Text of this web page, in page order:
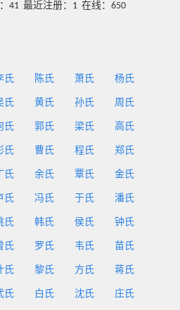
41 最近注册：1 在线：650
氏 陈氏 萧氏 杨氏
氏 黄氏 孙氏 周氏
氏 郭氏 梁氏 高氏
氏 曹氏 程氏 郑氏
氏 余氏 覃氏 金氏
氏 冯氏 于氏 潘氏
氏 韩氏 侯氏 钟氏
氏 罗氏 韦氏 苗氏
氏 黎氏 方氏 蒋氏
氏 白氏 沈氏 庄氏